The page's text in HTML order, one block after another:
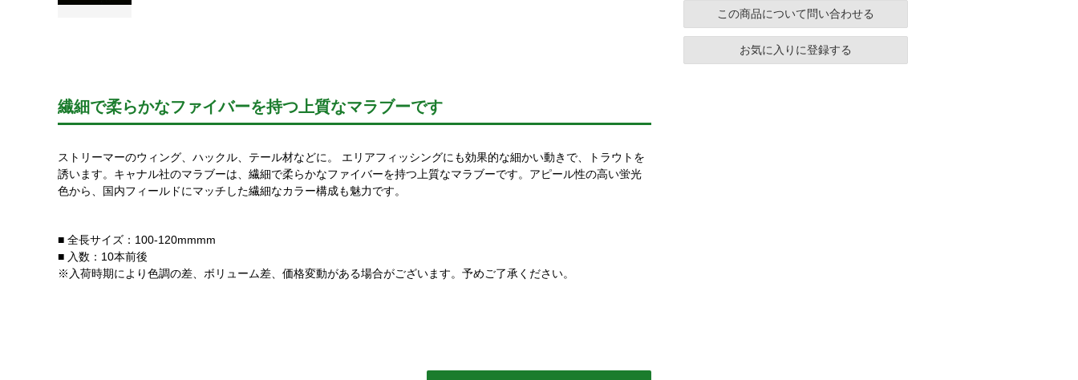
繊細で柔らかなファイバーを持つ上質なマラブーです
ストリーマーのウィング、ハックル、テール材などに。 エリアフィッシングにも効果的な細かい動きで、トラウトを
誘います。キャナル社のマラブーは、繊細で柔らかなファイバーを持つ上質なマラブーです。アピール性の高い蛍光
色から、国内フィールドにマッチした繊細なカラー構成も魅力です。
■ 全長サイズ：100-120mmmm
■ 入数：10本前後
※入荷時期により色調の差、ボリューム差、価格変動がある場合がございます。予めご了承ください。
この商品について問い合わせる
お気に入りに登録する